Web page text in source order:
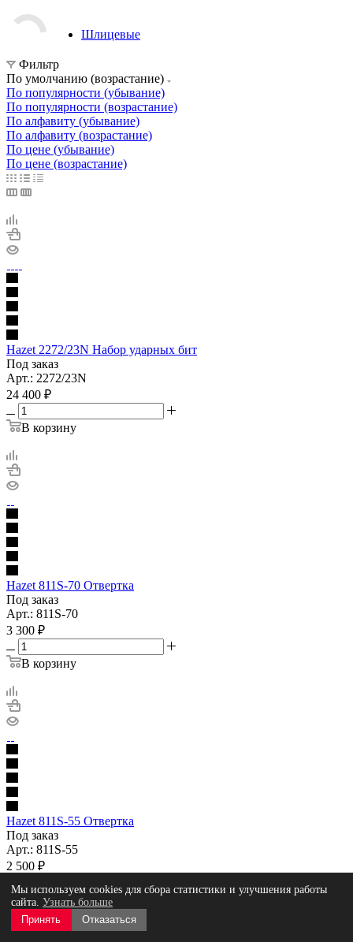
Шлицевые
Фильтр
По умолчанию (возрастание)
По популярности (убывание)
По популярности (возрастание)
По алфавиту (убывание)
По алфавиту (возрастание)
По цене (убывание)
По цене (возрастание)
Hazet 2272/23N Набор ударных бит
Под заказ
Арт.: 2272/23N
24 400 ₽
В корзину
Hazet 811S-70 Отвертка
Под заказ
Арт.: 811S-70
3 300 ₽
В корзину
Hazet 811S-55 Отвертка
Под заказ
Арт.: 811S-55
2 500 ₽
В корзину
Мы используем cookies для сбора статистики и улучшения работы
сайта. Узнать больше
Принять
Отказаться